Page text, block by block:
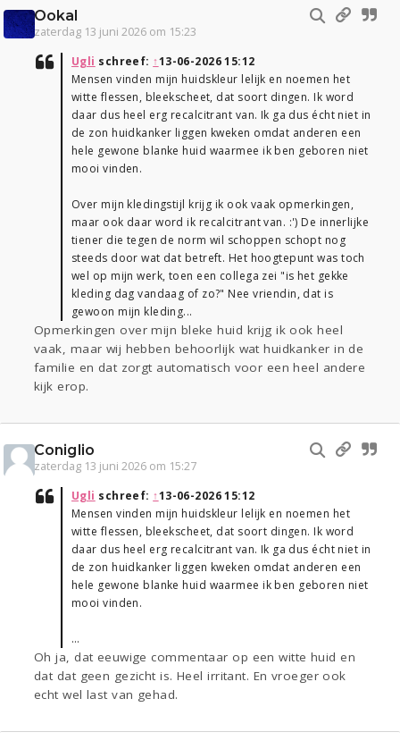
Ookal
zaterdag 13 juni 2026 om 15:23
Ugli schreef: ↑13-06-2026 15:12
Mensen vinden mijn huidskleur lelijk en noemen het
witte flessen, bleekscheet, dat soort dingen. Ik word
daar dus heel erg recalcitrant van. Ik ga dus écht niet in
de zon huidkanker liggen kweken omdat anderen een
hele gewone blanke huid waarmee ik ben geboren niet
mooi vinden.
Over mijn kledingstijl krijg ik ook vaak opmerkingen,
maar ook daar word ik recalcitrant van. :') De innerlijke
tiener die tegen de norm wil schoppen schopt nog
steeds door wat dat betreft. Het hoogtepunt was toch
wel op mijn werk, toen een collega zei "is het gekke
kleding dag vandaag of zo?" Nee vriendin, dat is
gewoon mijn kleding...
Opmerkingen over mijn bleke huid krijg ik ook heel
vaak, maar wij hebben behoorlijk wat huidkanker in de
familie en dat zorgt automatisch voor een heel andere
kijk erop.
Coniglio
zaterdag 13 juni 2026 om 15:27
Ugli schreef: ↑13-06-2026 15:12
Mensen vinden mijn huidskleur lelijk en noemen het
witte flessen, bleekscheet, dat soort dingen. Ik word
daar dus heel erg recalcitrant van. Ik ga dus écht niet in
de zon huidkanker liggen kweken omdat anderen een
hele gewone blanke huid waarmee ik ben geboren niet
mooi vinden.
…
Oh ja, dat eeuwige commentaar op een witte huid en
dat dat geen gezicht is. Heel irritant. En vroeger ook
echt wel last van gehad.